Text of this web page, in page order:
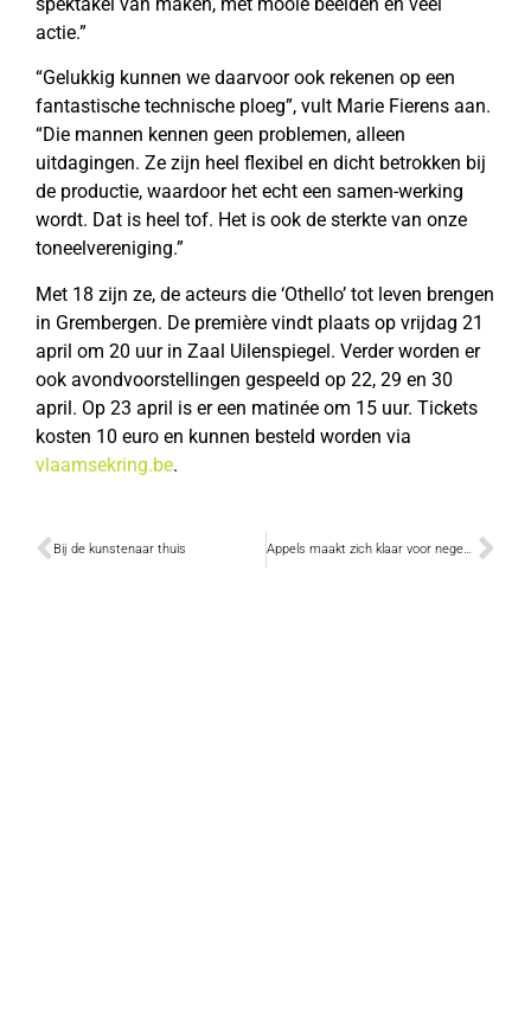
actie.”
“Gelukkig kunnen we daarvoor ook rekenen op een
fantastische technische ploeg”, vult Marie Fierens aan.
“Die mannen kennen geen problemen, alleen
uitdagingen. Ze zijn heel flexibel en dicht betrokken bij
de productie, waardoor het echt een samen-werking
wordt. Dat is heel tof. Het is ook de sterkte van onze
toneelvereniging.”
Met 18 zijn ze, de acteurs die ‘Othello’ tot leven brengen
in Grembergen. De première vindt plaats op vrijdag 21
april om 20 uur in Zaal Uilenspiegel. Verder worden er
ook avondvoorstellingen gespeeld op 22, 29 en 30
april. Op 23 april is er een matinée om 15 uur. Tickets
kosten 10 euro en kunnen besteld worden via
vlaamsekring.be.
Bij de kunstenaar thuis Appels maakt zich klaar voor negende kroegentocht